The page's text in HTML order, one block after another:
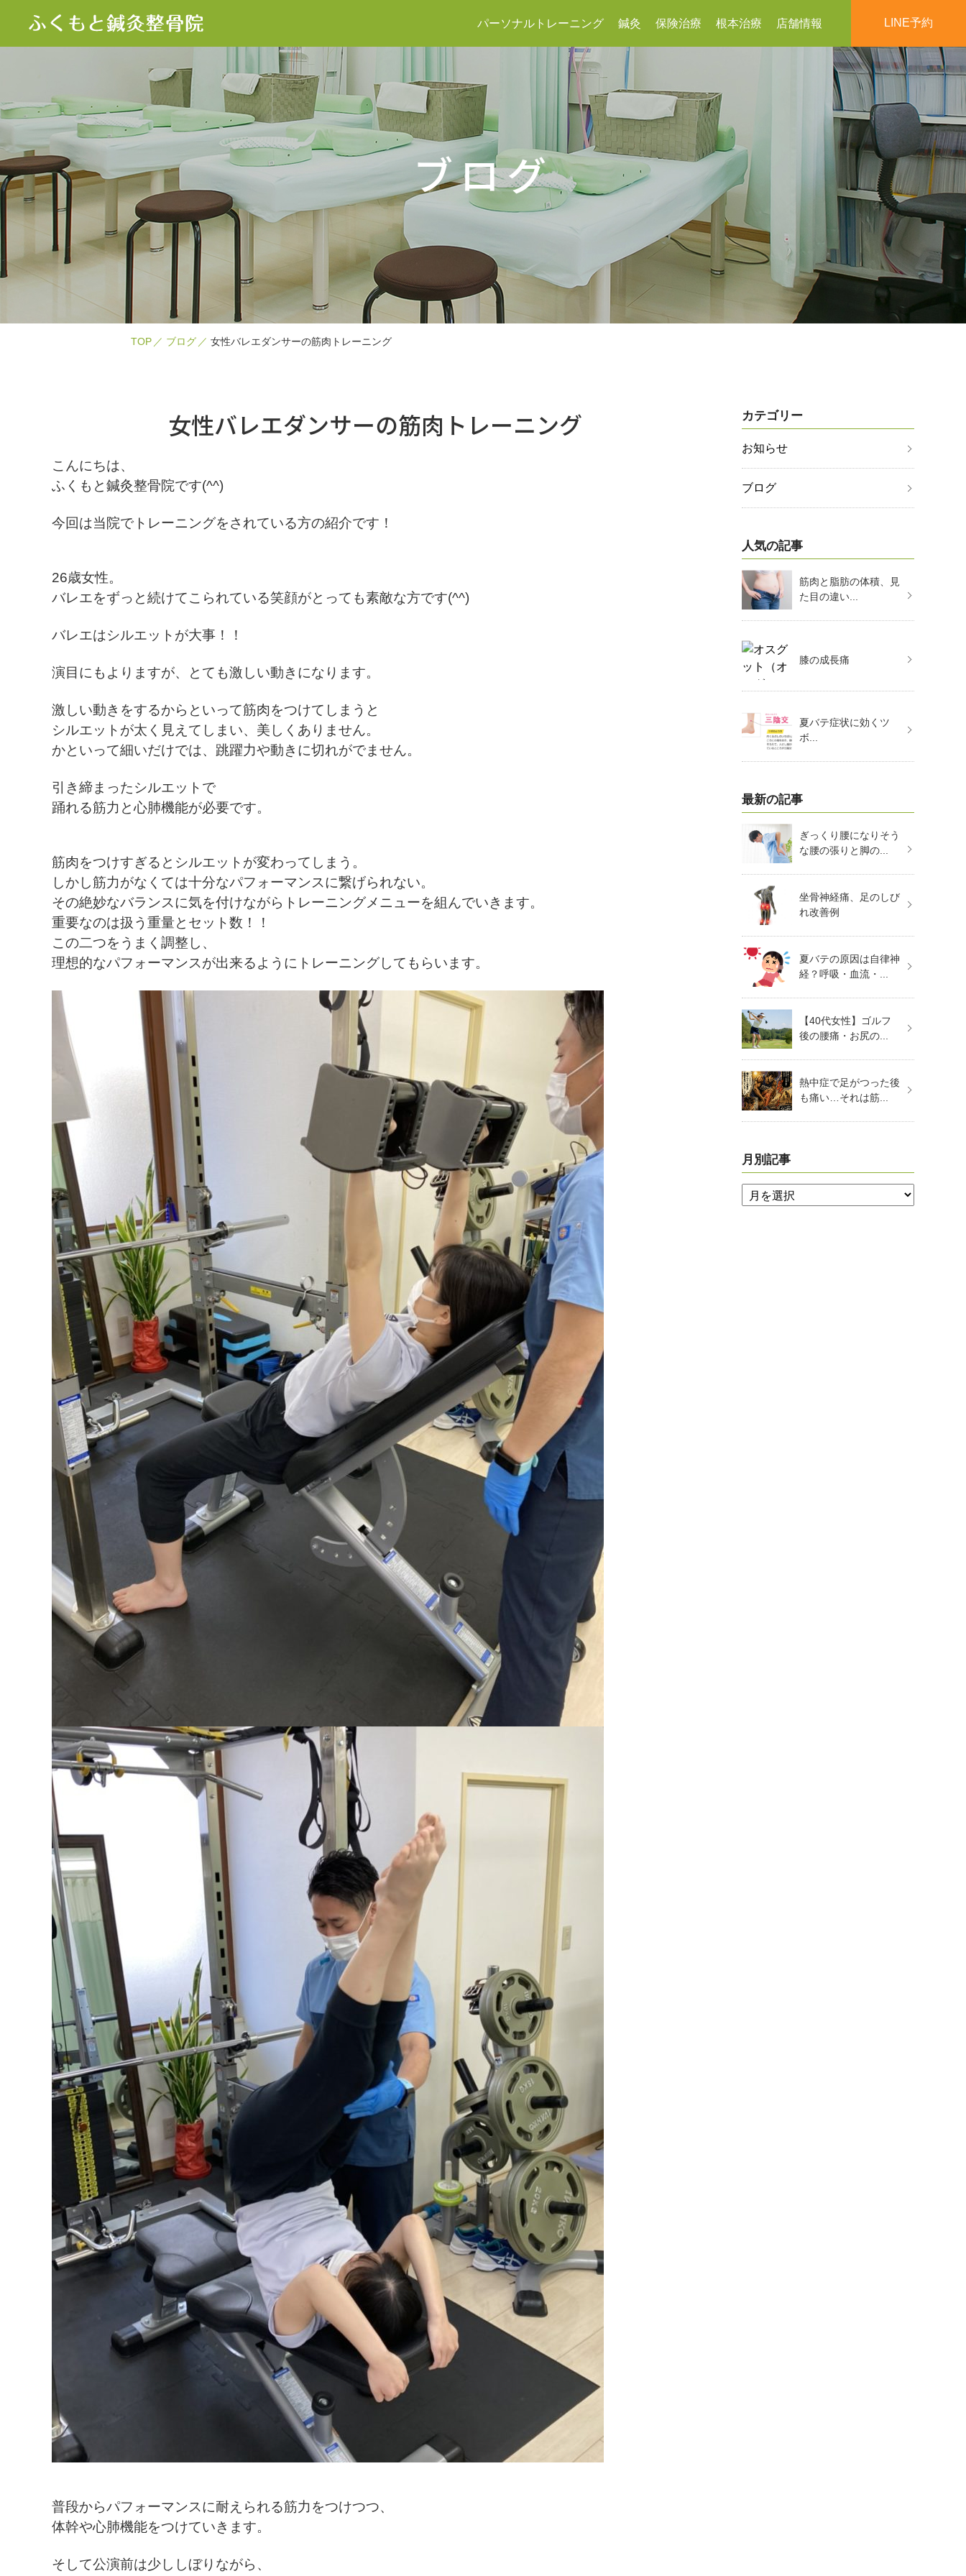
パーソナルトレーニング 鍼灸 保険治療 根本治療 店舗情報 LINE予約
ブログ
TOP ブログ 女性バレエダンサーの筋肉トレーニング
女性バレエダンサーの筋肉トレーニング
こんにちは、
ふくもと鍼灸整骨院です(^^)
今回は当院でトレーニングをされている方の紹介です！
26歳女性。
バレエをずっと続けてこられている笑顔がとっても素敵な方です(^^)
バレエはシルエットが大事！！
演目にもよりますが、とても激しい動きになります。
激しい動きをするからといって筋肉をつけてしまうと
シルエットが太く見えてしまい、美しくありません。
かといって細いだけでは、跳躍力や動きに切れがでません。
引き締まったシルエットで
踊れる筋力と心肺機能が必要です。
筋肉をつけすぎるとシルエットが変わってしまう。
しかし筋力がなくては十分なパフォーマンスに繋げられない。
その絶妙なバランスに気を付けながらトレーニングメニューを組んでいきます。
重要なのは扱う重量とセット数！！
この二つをうまく調整し、
理想的なパフォーマンスが出来るようにトレーニングしてもらいます。
普段からパフォーマンスに耐えられる筋力をつけつつ、
体幹や心肺機能をつけていきます。
そして公演前は少ししぼりながら、
カテゴリー
お知らせ
ブログ
人気の記事
筋肉と脂肪の体積、見
た目の違い...
膝の成長痛
夏バテ症状に効くツ
ボ...
最新の記事
ぎっくり腰になりそう
な腰の張りと脚の...
坐骨神経痛、足のしび
れ改善例
夏バテの原因は自律神
経？呼吸・血流・...
【40代女性】ゴルフ
後の腰痛・お尻の...
熱中症で足がつった後
も痛い…それは筋...
月別記事